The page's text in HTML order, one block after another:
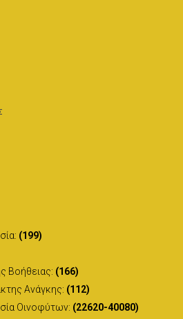
(199)
Βοήθειας: (166)
Ανάγκης: (112)
Οινοφύτων: (22620-40080)